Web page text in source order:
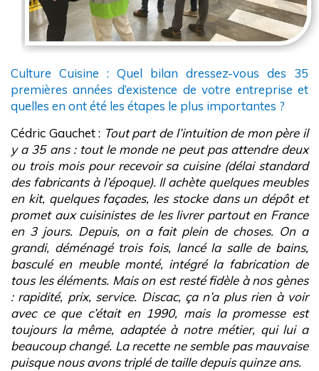
Culture Cuisine : Quel bilan dressez-vous des 35
premières années d’existence de votre entreprise et
quelles en ont été les étapes le plus importantes ?
Cédric Gauchet : Tout part de l’intuition de mon père il
y a 35 ans : tout le monde ne peut pas attendre deux
ou trois mois pour recevoir sa cuisine (délai standard
des fabricants à l’époque). Il achète quelques meubles
en kit, quelques façades, les stocke dans un dépôt et
promet aux cuisinistes de les livrer partout en France
en 3 jours. Depuis, on a fait plein de choses. On a
grandi, déménagé trois fois, lancé la salle de bains,
basculé en meuble monté, intégré la fabrication de
tous les éléments. Mais on est resté fidèle à nos gènes
: rapidité, prix, service. Discac, ça n’a plus rien à voir
avec ce que c’était en 1990, mais la promesse est
toujours la même, adaptée à notre métier, qui lui a
beaucoup changé. La recette ne semble pas mauvaise
puisque nous avons triplé de taille depuis quinze ans.